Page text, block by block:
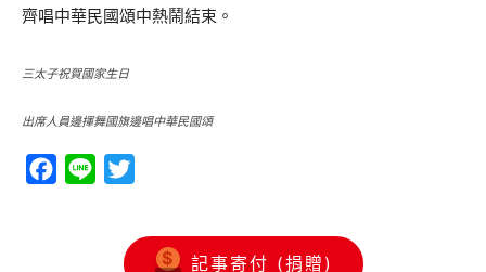
齊唱中華民國頌中熱鬧結束。
三太子祝賀國家生日
出席人員邊揮舞國旗邊唱中華民國頌
Facebook
Line
記事寄付 (捐贈)